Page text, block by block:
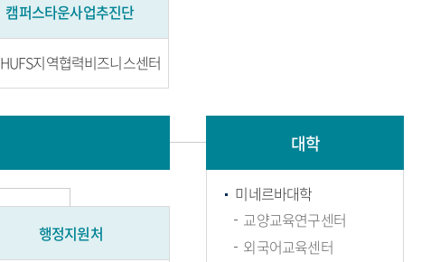
캠퍼스타운사업추진단
HUFS지역협력비즈니스센터
행정지원처
대학
미네르바대학
교양교육연구센터
외국어교육센터